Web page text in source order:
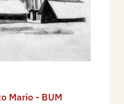
Mario - BUM